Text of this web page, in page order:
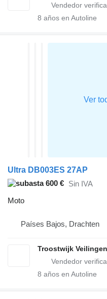
8 años en Autoline
Ultra DB003ES 27AP
600 € Sin IVA
Moto
Países Bajos, Drachten
Troostwijk
8 años en Autoline